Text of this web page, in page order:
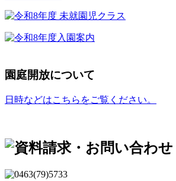
園庭開放について
日時などはこちらをご覧ください。